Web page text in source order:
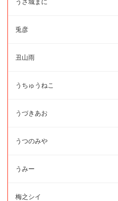
うさ城まに
兎彦
丑山雨
うちゅうねこ
うづきあお
うつのみや
うみー
梅之シイ